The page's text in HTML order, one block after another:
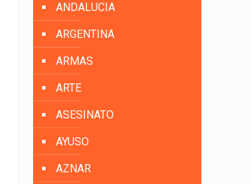
ANDALUCIA
ARGENTINA
ARMAS
ARTE
ASESINATO
AYUSO
AZNAR